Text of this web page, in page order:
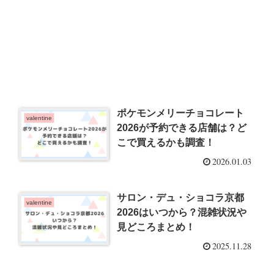
valentine
ポケモンメリーチョコレート
2026が予約できる店舗は？ど
こで買えるかも調査！
2026.01.03
valentine
サロン・デュ・ショコラ京都
2026はいつから？混雑状況や
見どころまとめ！
2025.11.28